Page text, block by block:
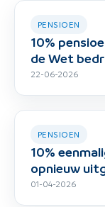
PENSIOEN
10%
de Wet
22-06-2026
PENSIOEN
10%
opnieuw
01-04-2026